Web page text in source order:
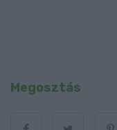
Megosztás